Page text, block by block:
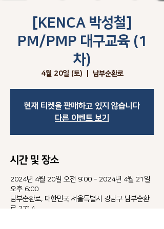
[KENCA 박성철]
PM/PMP 대구교육 (1
차)
4월 20일 (토) 남부순환로
현재 티켓을 판매하고 있지 않습니다
다른 이벤트 보기
시간 및 장소
2024년 4월 20일 오전 9:00 – 2024년 4월 21일
오후 6:00
남부순환로, 대한민국 서울특별시 강남구 남부순환
로 2714